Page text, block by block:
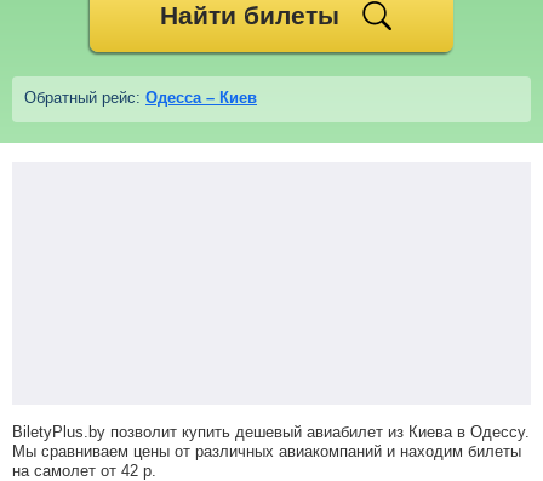
Найти билеты
Обратный рейс: Одесса – Киев
BiletyPlus.by позволит купить дешевый авиабилет из Киева в Одессу.
Мы сравниваем цены от различных авиакомпаний и находим билеты
на самолет от 42 р